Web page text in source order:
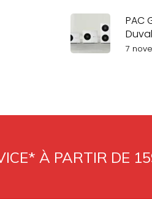
PAC
Duval
7
À PARTIR DE